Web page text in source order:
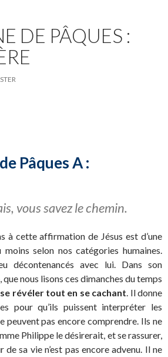
DE PÂQUES :
Pâques A :
vous savez le chemin.
à cette affirmation de Jésus est d’une
selon nos catégories humaines.
décontenancés avec lui. Dans son
nous lisons ces dimanches du temps
révéler tout en se cachant. Il donne
pour qu’ils puissent interpréter les
peuvent pas encore comprendre. Ils ne
Philippe le désirerait, et se rassurer,
de sa vie n’est pas encore advenu. Il ne